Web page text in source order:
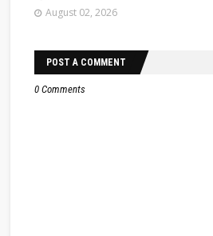
August 02, 2026
POST A COMMENT
0 Comments